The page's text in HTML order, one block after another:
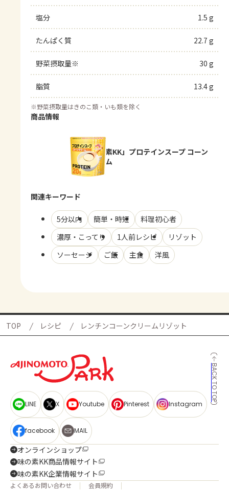
塩分 1.5 g
たんぱく質 22.7 g
野菜摂取量※ 30 g
脂質 13.4 g
※野菜摂取量はきのこ類・いも類を除く
商品情報
「味の素KK」プロテインスープ コーン
クリーム
関連キーワード
5分以内 簡単・時短
料理初心者
濃厚・こってり
1人前レシピ
リゾット
ソーセージ
ご飯 主食 洋風
TOP レシピ レンチンコーンクリームリゾット
BACK TO TOP
LINE X Youtube Pinterest Instagram
facebook MAIL
オンラインショップ
味の素KK商品情報サイト
味の素KK企業情報サイト
よくあるお問い合わせ 会員規約